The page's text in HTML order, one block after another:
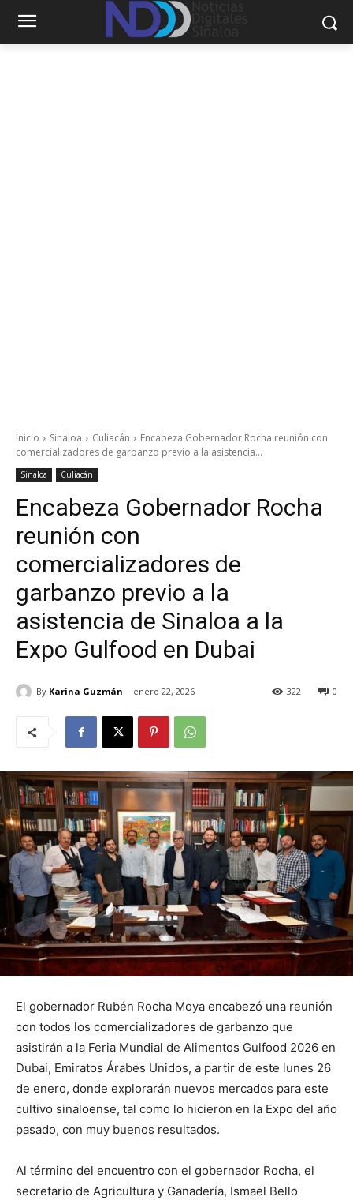
Inicio Sinaloa Culiacán
Encabeza Gobernador Rocha reunión con
comercializadores de garbanzo previo a la asistencia...
Sinaloa Culiacán
Encabeza Gobernador Rocha
reunión con
comercializadores de
garbanzo previo a la
asistencia de Sinaloa a la
Expo Gulfood en Dubai
By Karina Guzmán enero 22, 2026 0
322
El gobernador Rubén Rocha Moya encabezó una reunión
con todos los comercializadores de garbanzo que
asistirán a la Feria Mundial de Alimentos Gulfood 2026 en
Dubai, Emiratos Árabes Unidos, a partir de este lunes 26
de enero, donde explorarán nuevos mercados para este
cultivo sinaloense, tal como lo hicieron en la Expo del año
pasado, con muy buenos resultados.
Al término del encuentro con el gobernador Rocha, el
secretario de Agricultura y Ganadería, Ismael Bello